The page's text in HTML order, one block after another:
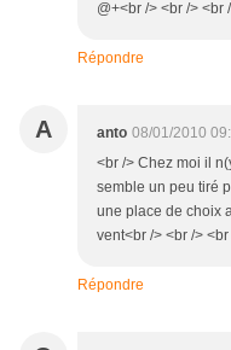
@+<br /> <br /> <br
Répondre
A anto 08/01/2010
<br /> Chez moi il
semble un peu tiré
une place de choix
vent<br /> <br /> <br
Répondre